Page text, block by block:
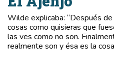
Wilde explicaba: “Después
cosas como quisieras que
las ves como no son.
realmente son y ésa es la